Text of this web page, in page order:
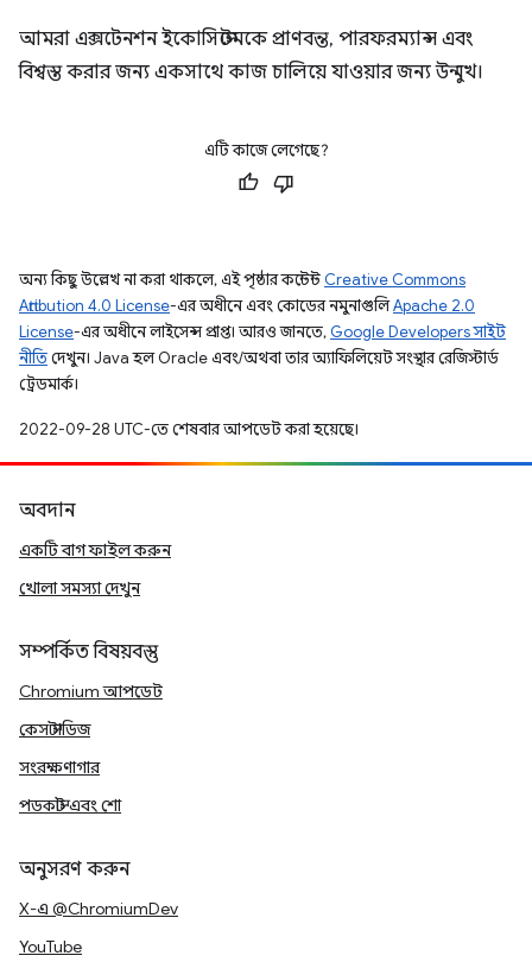
আমরা এক্সটেনশন ইকোসিস্টেমকে প্রাণবন্ত, পারফরম্যান্স এবং
বিশ্বস্ত করার জন্য একসাথে কাজ চালিয়ে যাওয়ার জন্য উন্মুখ।
এটি কাজে লেগেছে?
অন্য কিছু উল্লেখ না করা থাকলে, এই পৃষ্ঠার কন্টেন্ট Creative Commons
Attribution 4.0 License-এর অধীনে এবং কোডের নমুনাগুলিApache 2.0
License-এর অধীনে লাইসেন্স প্রাপ্ত। আরও জানতে, Google Developers সাইট
নীতিদেখুন। Java হল Oracle এবং/অথবা তার অ্যাফিলিয়েট সংস্থার রেজিস্টার্ড
ট্রেডমার্ক।
2022-09-28 UTC-তে শেষবার আপডেট করা হয়েছে।
অবদান
একটি বাগ ফাইল করুন
খোলা সমস্যা দেখুন
সম্পর্কিত বিষয়বস্তু
Chromium আপডেট
কেস স্টাডিজ
সংরক্ষণাগার
পডকাস্ট এবং শো
অনুসরণ করুন
X-এ @ChromiumDev
YouTube